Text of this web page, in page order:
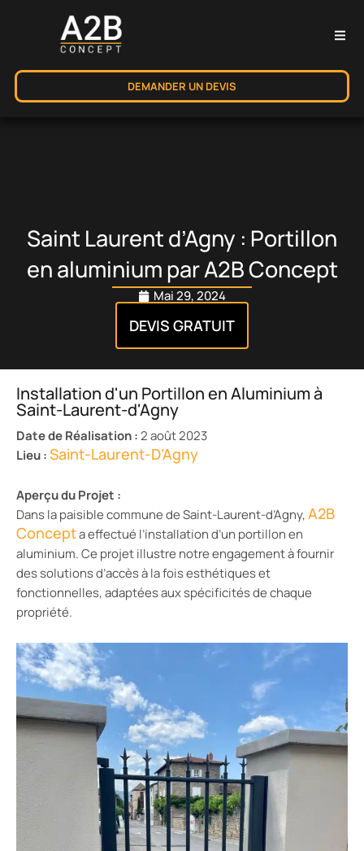
DEMANDER UN DEVIS
Saint Laurent d’Agny : Portillon
en aluminium par A2B Concept
Mai 29, 2024
DEVIS GRATUIT
Installation d'un Portillon en Aluminium à
Saint-Laurent-d'Agny
Date de Réalisation :2 août 2023
Lieu :Saint-Laurent-D’Agny
Aperçu du Projet :
Dans la paisible commune de Saint-Laurent-d’Agny,A2B
Concepta effectué l’installation d’un portillon en
aluminium. Ce projet illustre notre engagement à fournir
des solutions d’accès à la fois esthétiques et
fonctionnelles, adaptées aux spécificités de chaque
propriété.